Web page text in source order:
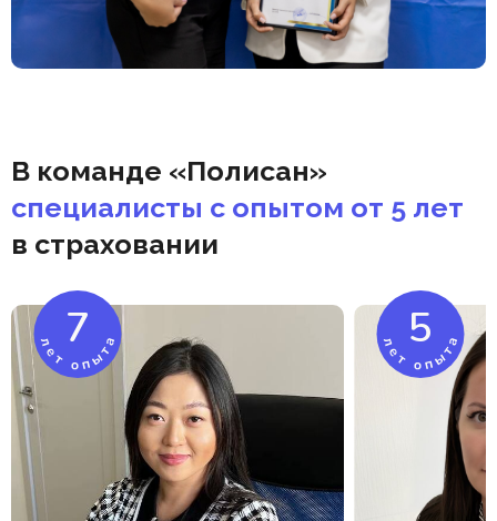
В команде «Полисан»
специалисты с опытом от 5 лет
в страховании
7 5